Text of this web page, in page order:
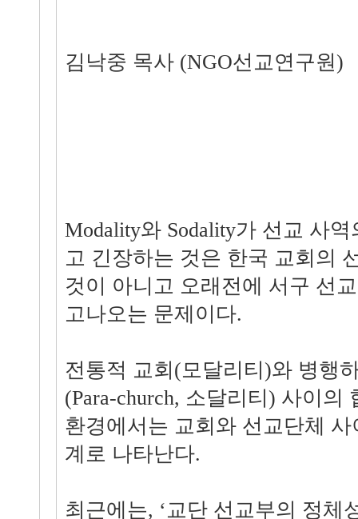
김낙중 목사 (NGO선교연구원)
Modality와 Sodality가 선교 사
고 긴장하는 것은 한국 교회의
것이 아니고 오래전에 서구 선
고나오는 문제이다.
전통적 교회(모달리티)와 병행
(Para-church, 소달리티) 사이의
환경에서는 교회와 선교단체
계로 나타난다.
최근에는, ‘교단 선교부의 정체